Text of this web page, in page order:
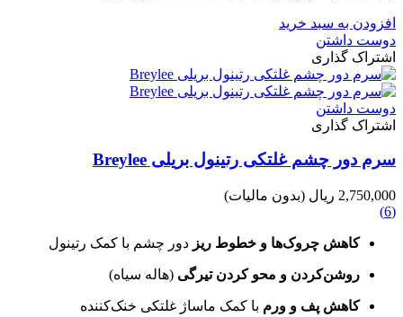
افزودن به سبد خرید
دوست داشتن
اشتراک گذاری
دوست داشتن
اشتراک گذاری
سرم دور چشم غلتکی رتینول بریلی Breylee
2,750,000 ریال
(بدون مالیات)
(6)
کاهش چروک‌ها و خطوط ریز دور چشم با کمک رتینول
روشن‌کردن و محو کردن تیرگی (هاله سیاه)
کاهش پف و ورم با کمک ماساژ غلتکی خنک‌کننده